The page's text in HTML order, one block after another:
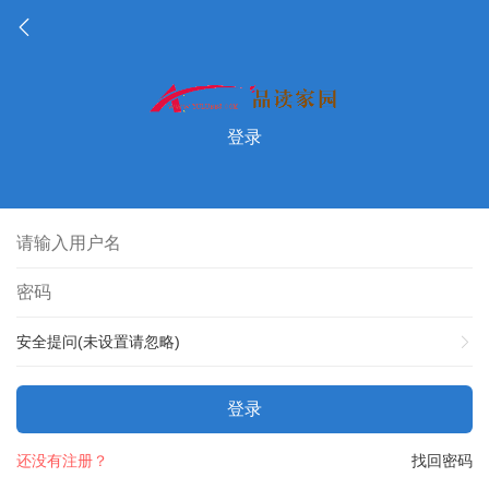
登录
安全提问(未设置请忽略)
登录
找回密码
还没有注册？